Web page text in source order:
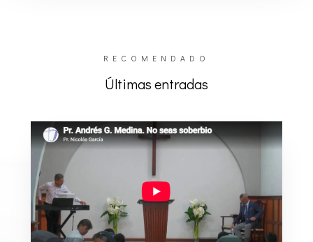
RECOMENDADO
Últimas entradas